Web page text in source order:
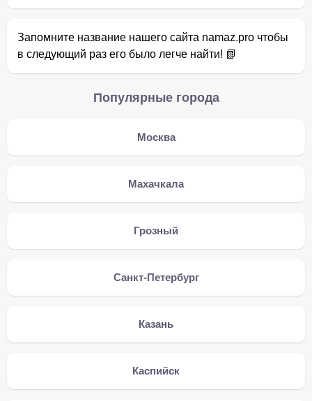
Запомните название нашего сайта namaz.pro чтобы
в следующий раз его было легче найти! 📗
Популярные города
Москва
Махачкала
Грозный
Санкт-Петербург
Казань
Каспийск